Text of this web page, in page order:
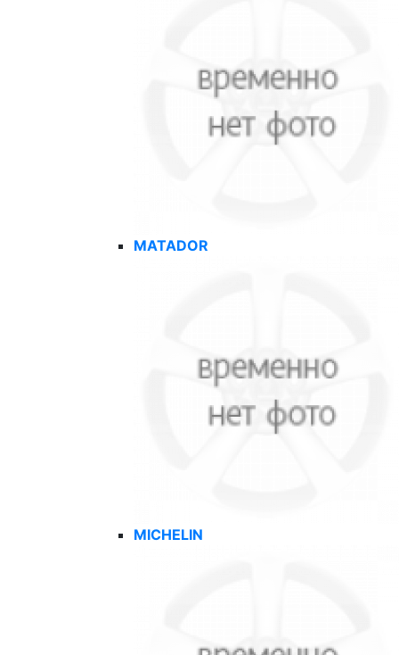
MATADOR
MICHELIN